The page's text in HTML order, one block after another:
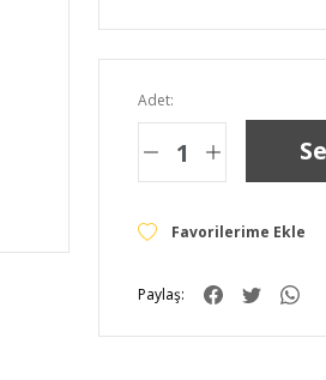
Adet:
Paylaş: